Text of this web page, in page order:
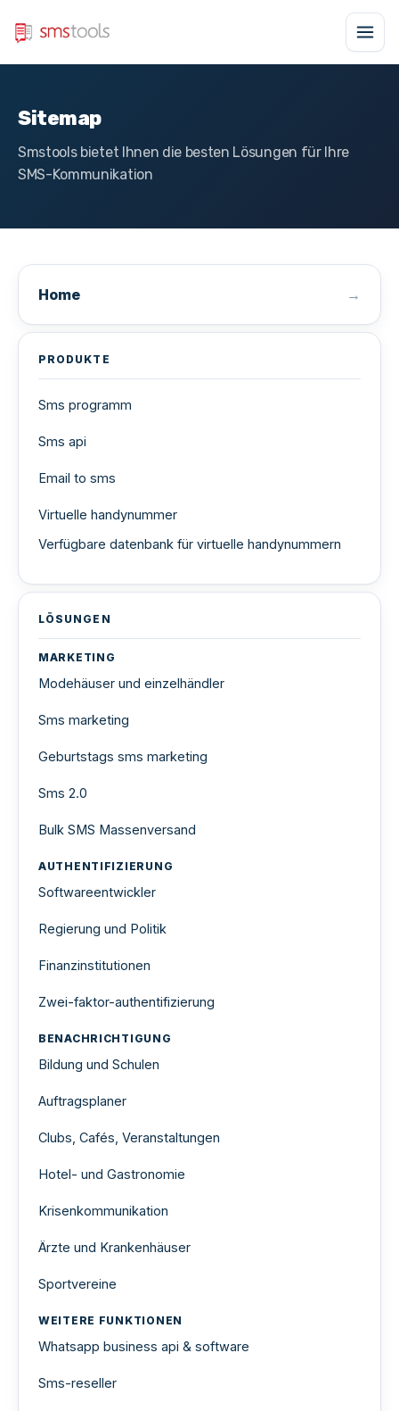
Sitemap
Smstools bietet Ihnen die besten Lösungen für Ihre
SMS-Kommunikation
Home
PRODUKTE
Sms programm
Sms api
Email to sms
Virtuelle handynummer
Verfügbare datenbank für virtuelle handynummern
LÖSUNGEN
MARKETING
Modehäuser und einzelhändler
Sms marketing
Geburtstags sms marketing
Sms 2.0
Bulk SMS Massenversand
AUTHENTIFIZIERUNG
Softwareentwickler
Regierung und Politik
Finanzinstitutionen
Zwei-faktor-authentifizierung
BENACHRICHTIGUNG
Bildung und Schulen
Auftragsplaner
Clubs, Cafés, Veranstaltungen
Hotel- und Gastronomie
Krisenkommunikation
Ärzte und Krankenhäuser
Sportvereine
WEITERE FUNKTIONEN
Whatsapp business api & software
Sms-reseller